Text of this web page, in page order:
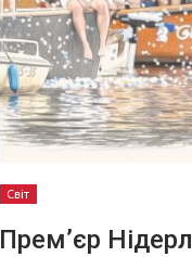
Світ
Прем’єр